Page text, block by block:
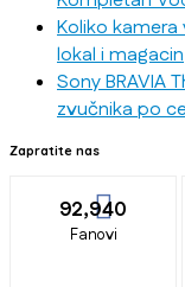
Koliko
lokal i magacin
Sony BRAVIA
zvučnika po
Zapratite nas
92,940
Fanovi